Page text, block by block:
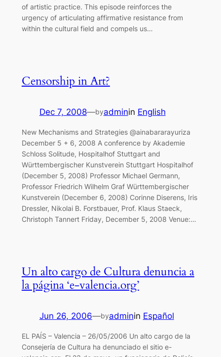
of artistic practice. This episode reinforces the
urgency of articulating affirmative resistance from
within the cultural field and compels us…
Censorship in Art?
Dec 7, 2008—byadminin English
New Mechanisms and Strategies @ainabararayuriza
December 5 + 6, 2008 A conference by Akademie
Schloss Solitude, Hospitalhof Stuttgart and
Württembergischer Kunstverein Stuttgart Hospitalhof
(December 5, 2008) Professor Michael Germann,
Professor Friedrich Wilhelm Graf Württembergischer
Kunstverein (December 6, 2008) Corinne Diserens, Iris
Dressler, Nikolai B. Forstbauer, Prof. Klaus Staeck,
Christoph Tannert Friday, December 5, 2008 Venue:…
Un alto cargo de Cultura denuncia a
la página ‘e-valencia.org’
Jun 26, 2006—byadminin Español
EL PAÍS – Valencia – 26/05/2006 Un alto cargo de la
Consejería de Cultura ha denunciado el sitio e-